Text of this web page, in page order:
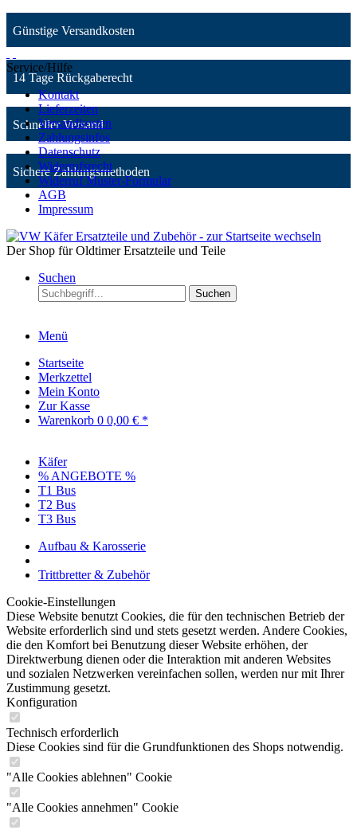
Günstige Versandkosten
14 Tage Rückgaberecht
Schneller Versand
Sichere Zahlungsmethoden
Service/Hilfe
Kontakt
Lieferzeiten
Versandkosten
Zahlungsinfos
Datenschutz
Widerrufsrecht
Widerruf Muster-Formular
AGB
Impressum
Der Shop für Oldtimer Ersatzteile und Teile
Suchen
Suchen
Menü
Startseite
Merkzettel
Mein Konto
Zur Kasse
Warenkorb 0 0,00 € *
Käfer
% ANGEBOTE %
T1 Bus
T2 Bus
T3 Bus
Aufbau & Karosserie
Trittbretter & Zubehör
Cookie-Einstellungen
Diese Website benutzt Cookies, die für den technischen Betrieb der
Website erforderlich sind und stets gesetzt werden. Andere Cookies,
die den Komfort bei Benutzung dieser Website erhöhen, der
Direktwerbung dienen oder die Interaktion mit anderen Websites
und sozialen Netzwerken vereinfachen sollen, werden nur mit Ihrer
Zustimmung gesetzt.
Konfiguration
Technisch erforderlich
Diese Cookies sind für die Grundfunktionen des Shops notwendig.
"Alle Cookies ablehnen" Cookie
"Alle Cookies annehmen" Cookie